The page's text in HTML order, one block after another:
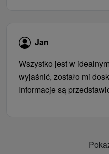
Jan
Wszystko jest w
wyjaśnić, zostało mi
Informacje są